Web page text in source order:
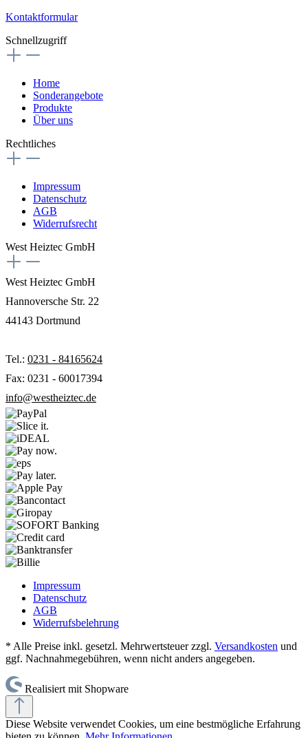
Kontaktformular
Schnellzugriff
Home
Sonderangebote
Produkte
Über uns
Rechtliches
Impressum
Datenschutz
AGB
Widerrufsrecht
West Heiztec GmbH
West Heiztec GmbH
Hannoversche Str. 22
44143 Dortmund
Tel.: 0231 - 84165624
Fax: 0231 - 60017394
info@westheiztec.de
Impressum
Datenschutz
AGB
Widerrufsbelehrung
* Alle Preise inkl. gesetzl. Mehrwertsteuer zzgl. Versandkosten und
ggf. Nachnahmegebühren, wenn nicht anders angegeben.
Realisiert mit Shopware
Diese Website verwendet Cookies, um eine bestmögliche Erfahrung